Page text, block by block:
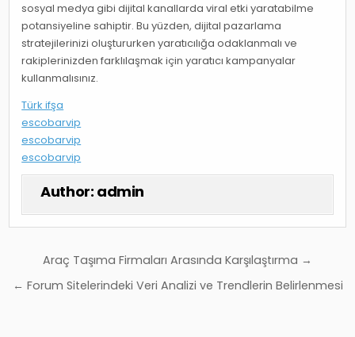
sosyal medya gibi dijital kanallarda viral etki yaratabilme
potansiyeline sahiptir. Bu yüzden, dijital pazarlama
stratejilerinizi oluştururken yaratıcılığa odaklanmalı ve
rakiplerinizden farklılaşmak için yaratıcı kampanyalar
kullanmalısınız.
Türk ifşa
escobarvip
escobarvip
escobarvip
Author: admin
Yazı
gezinmesi
Araç Taşıma Firmaları Arasında Karşılaştırma →
← Forum Sitelerindeki Veri Analizi ve Trendlerin Belirlenmesi